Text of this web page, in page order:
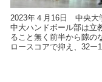
2023年４月16日 中央大
中大ハンドボール部は立
ること無く前半から隙の
ロースコアで抑え、32ー